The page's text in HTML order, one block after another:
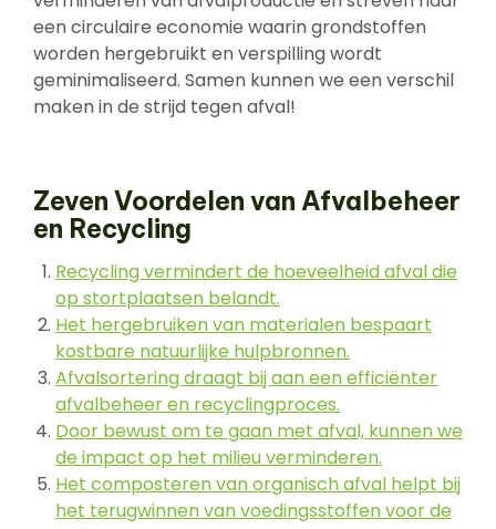
een circulaire economie waarin grondstoffen
worden hergebruikt en verspilling wordt
geminimaliseerd. Samen kunnen we een verschil
maken in de strijd tegen afval!
Zeven Voordelen van Afvalbeheer
en Recycling
Recycling vermindert de hoeveelheid afval die
op stortplaatsen belandt.
Het hergebruiken van materialen bespaart
kostbare natuurlijke hulpbronnen.
Afvalsortering draagt bij aan een efficiënter
afvalbeheer en recyclingproces.
Door bewust om te gaan met afval, kunnen we
de impact op het milieu verminderen.
Het composteren van organisch afval helpt bij
het terugwinnen van voedingsstoffen voor de